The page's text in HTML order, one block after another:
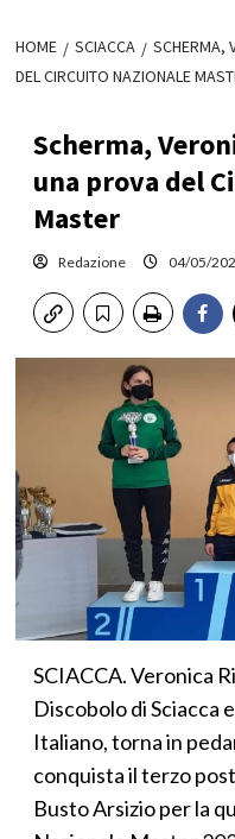
HOME SCIACCA
SCHERMA,
DEL CIRCUITO NAZIONALE
Scherma,
una prova del
Master
Redazione 04/05/
SCIACCA. Veronica
Discobolo di Sciacca
Italiano, torna in
conquista il terzo
Busto Arsizio per la